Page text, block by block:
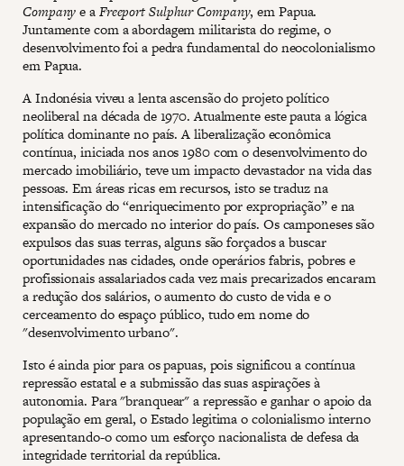
Companye aFreeport Sulphur Company, em Papua.
Juntamente com a abordagem militarista do regime, o
desenvolvimento foi a pedra fundamental do neocolonialismo
em Papua.
A Indonésia viveu a lenta ascensão do projeto político
neoliberal na década de 1970. Atualmente este pauta a lógica
política dominante no país. A liberalização econômica
contínua, iniciada nos anos 1980 com o desenvolvimento do
mercado imobiliário, teve um impacto devastador na vida das
pessoas. Em áreas ricas em recursos, isto se traduz na
intensificação do “enriquecimento por expropriação” e na
expansão do mercado no interior do país. Os camponeses são
expulsos das suas terras, alguns são forçados a buscar
oportunidades nas cidades, onde operários fabris, pobres e
profissionais assalariados cada vez mais precarizados encaram
a redução dos salários, o aumento do custo de vida e o
cerceamento do espaço público, tudo em nome do
"desenvolvimento urbano".
Isto é ainda pior para os papuas, pois significou a contínua
repressão estatal e a submissão das suas aspirações à
autonomia. Para "branquear" a repressão e ganhar o apoio da
população em geral, o Estado legitima o colonialismo interno
apresentando-o como um esforço nacionalista de defesa da
integridade territorial da república.